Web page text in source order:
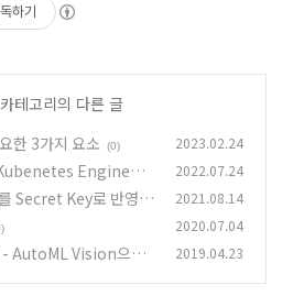
하기
테고리의 다른 글
한 3가지 요소
(0) 2023.02.24
Engine으
2022.07.24
Secret Key로 반영하
2021.08.14
2020.07.04
- AutoML Vision으로
2019.04.23